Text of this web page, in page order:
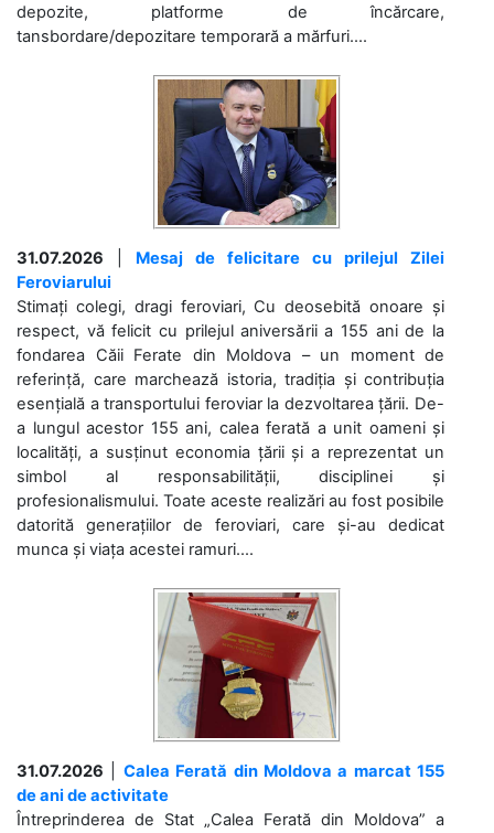
depozite, platforme de încărcare,
tansbordare/depozitare temporară a mărfuri....
31.07.2026
Mesaj de felicitare cu prilejul Zilei
Feroviarului
Stimați colegi, dragi feroviari, Cu deosebită onoare și
respect, vă felicit cu prilejul aniversării a 155 ani de la
fondarea Căii Ferate din Moldova – un moment de
referință, care marchează istoria, tradiția și contribuția
esențială a transportului feroviar la dezvoltarea țării. De-
a lungul acestor 155 ani, calea ferată a unit oameni și
localități, a susținut economia țării și a reprezentat un
simbol al responsabilității, disciplinei și
profesionalismului. Toate aceste realizări au fost posibile
datorită generațiilor de feroviari, care și-au dedicat
munca și viața acestei ramuri....
31.07.2026
Calea Ferată din Moldova a marcat 155
de ani de activitate
Întreprinderea de Stat „Calea Ferată din Moldova” a